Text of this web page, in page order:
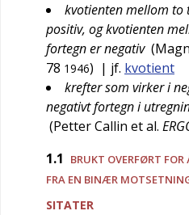
kvotienten mellom to
positiv, og kvotienten
fortegn er negativ (
78 1946) | jf. kvotient
krefter som virker i
negativt fortegn i
(Petter Callin et al.
1.1
BRUKT OVERFØRT FOR
FRA EN BINÆR
SITATER